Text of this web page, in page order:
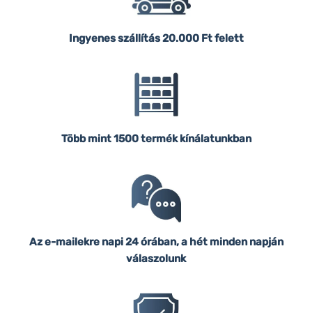
Ingyenes szállítás20.000 Ft felett
Több mint 1500 termék kínálatunkban
Az e-mailekre napi 24 órában, a hét minden napján
válaszolunk